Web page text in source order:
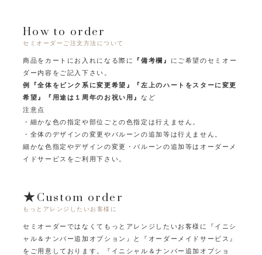
How to order
セミオーダーご注文方法について
商品をカートにお入れになる際に 『備考欄』
にご希望のセミオー
ダー内容をご記入下さい。
例『全体をピンク系に変更希望』『左上のハートをスターに変更
希望』『用途は１周年のお祝い用』など
注意点
・細かな色の指定や部位ごとの色指定は行えません。
・全体のデザインの変更やバルーンの追加等は行えません。
細かな色指定やデザインの変更・バルーンの追加等はオーダーメ
イドサービスをご利用下さい。
★Custom order
もっとアレンジしたいお客様に
セミオーダーではなくてもっとアレンジしたいお客様に
『イニシ
ャル＆ナンバー追加オプション』と『オーダーメイドサービス』
をご用意しております。
『イニシャル＆ナンバー追加オプショ